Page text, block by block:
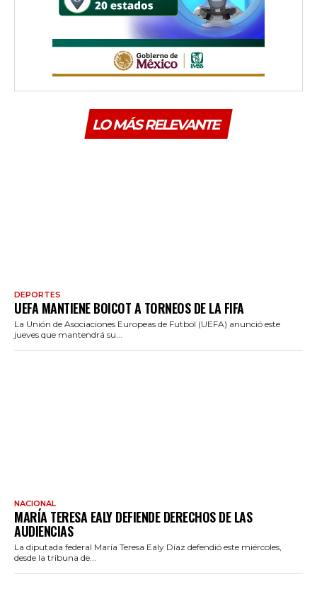
LO MÁS RELEVANTE
DEPORTES
UEFA MANTIENE BOICOT A TORNEOS DE LA FIFA
La Unión de Asociaciones Europeas de Futbol (UEFA) anunció este
jueves que mantendrá su...
NACIONAL
MARÍA TERESA EALY DEFIENDE DERECHOS DE LAS
AUDIENCIAS
La diputada federal María Teresa Ealy Díaz defendió este miércoles,
desde la tribuna de...